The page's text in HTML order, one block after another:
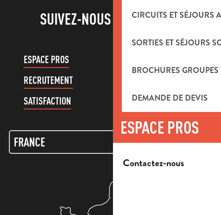
CIRCUITS ET SÉJOURS
SORTIES ET SÉJOURS
BROCHURES GROUPES
DEMANDE DE DEVIS
ESPACE PROS
Contactez-nous
SUIVEZ-NOUS !
ESPACE PROS
RECRUTEMENT
SATISFACTION